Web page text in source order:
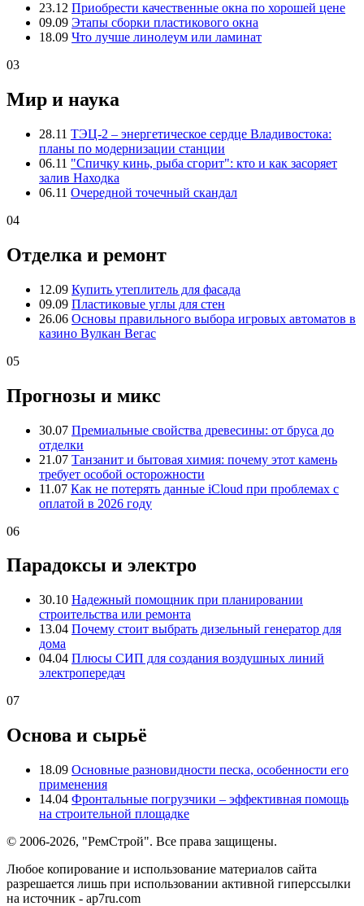
23.12 Приобрести качественные окна по хорошей цене
09.09 Этапы сборки пластикового окна
18.09 Что лучше линолеум или ламинат
03
Мир и наука
28.11 ТЭЦ-2 – энергетическое сердце Владивостока:
планы по модернизации станции
06.11 "Спичку кинь, рыба сгорит": кто и как засоряет
залив Находка
06.11 Очередной точечный скандал
04
Отделка и ремонт
12.09 Купить утеплитель для фасада
09.09 Пластиковые углы для стен
26.06 Основы правильного выбора игровых автоматов в
казино Вулкан Вегас
05
Прогнозы и микс
30.07 Премиальные свойства древесины: от бруса до
отделки
21.07 Танзанит и бытовая химия: почему этот камень
требует особой осторожности
11.07 Как не потерять данные iCloud при проблемах с
оплатой в 2026 году
06
Парадоксы и электро
30.10 Надежный помощник при планировании
строительства или ремонта
13.04 Почему стоит выбрать дизельный генератор для
дома
04.04 Плюсы СИП для создания воздушных линий
электропередач
07
Основа и сырьё
18.09 Основные разновидности песка, особенности его
применения
14.04 Фронтальные погрузчики – эффективная помощь
на строительной площадке
© 2006-2026, "РемСтрой". Все права защищены.
Любое копирование и использование материалов сайта
разрешается лишь при использовании активной гиперссылки
на источник - ap7ru.com